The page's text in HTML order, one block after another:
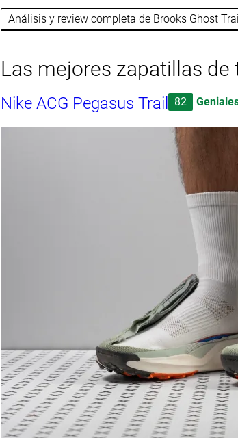
Análisis y review completa de Brooks Ghost Trail
Las mejores zapatillas de
Nike ACG Pegasus Trail 82